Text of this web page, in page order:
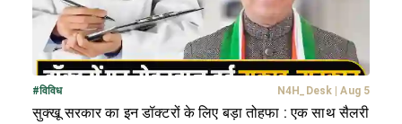
#विविध N4H_Desk Aug 5
सुक्खू सरकार का इन डॉक्टरों के लिए बड़ा तोहफा : एक साथ सैलरी